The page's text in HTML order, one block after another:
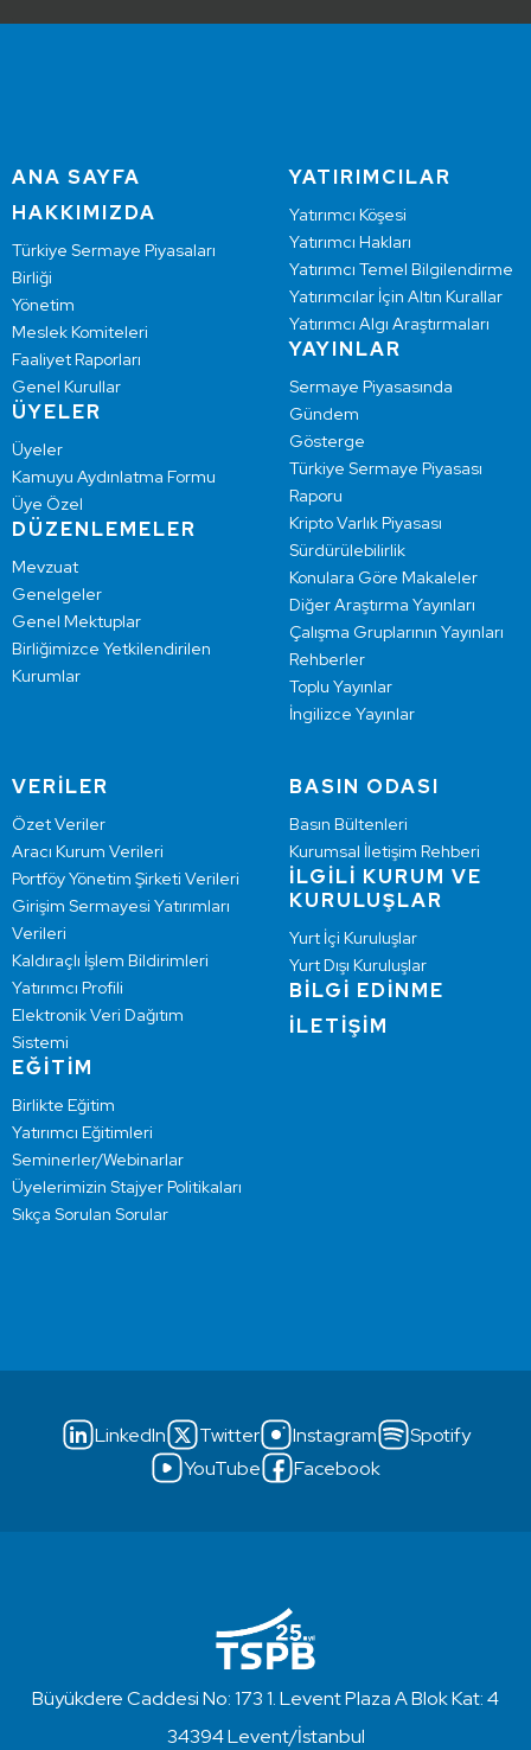
ANA SAYFA
HAKKIMIZDA
Türkiye Sermaye Piyasaları
Birliği
Yönetim
Meslek Komiteleri
Faaliyet Raporları
Genel Kurullar
ÜYELER
Üyeler
Kamuyu Aydınlatma Formu
Üye Özel
DÜZENLEMELER
Mevzuat
Genelgeler
Genel Mektuplar
Birliğimizce Yetkilendirilen
Kurumlar
YATIRIMCILAR
Yatırımcı Köşesi
Yatırımcı Hakları
Yatırımcı Temel Bilgilendirme
Yatırımcılar İçin Altın Kurallar
Yatırımcı Algı Araştırmaları
YAYINLAR
Sermaye Piyasasında
Gündem
Gösterge
Türkiye Sermaye Piyasası
Raporu
Kripto Varlık Piyasası
Sürdürülebilirlik
Konulara Göre Makaleler
Diğer Araştırma Yayınları
Çalışma Gruplarının Yayınları
Rehberler
Toplu Yayınlar
İngilizce Yayınlar
VERİLER
Özet Veriler
Aracı Kurum Verileri
Portföy Yönetim Şirketi Verileri
Girişim Sermayesi Yatırımları
Verileri
Kaldıraçlı İşlem Bildirimleri
Yatırımcı Profili
Elektronik Veri Dağıtım
Sistemi
EĞİTİM
Birlikte Eğitim
Yatırımcı Eğitimleri
Seminerler/Webinarlar
Üyelerimizin Stajyer Politikaları
Sıkça Sorulan Sorular
BASIN ODASI
Basın Bültenleri
Kurumsal İletişim Rehberi
İLGİLİ KURUM VE
KURULUŞLAR
Yurt İçi Kuruluşlar
Yurt Dışı Kuruluşlar
BİLGİ EDİNME
İLETİŞİM
LinkedIn Twitter Instagram
Spotify
YouTube
Facebook
Büyükdere Caddesi No: 173 1. Levent Plaza A Blok Kat: 4
34394 Levent/İstanbul